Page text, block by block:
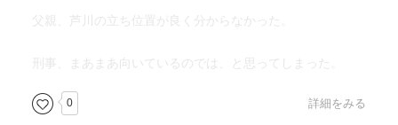
父親、芦川の立ち位置が良く分からなかった。
刑事、まあまあ向いているのでは、と思ってしまった。
0 詳細をみる